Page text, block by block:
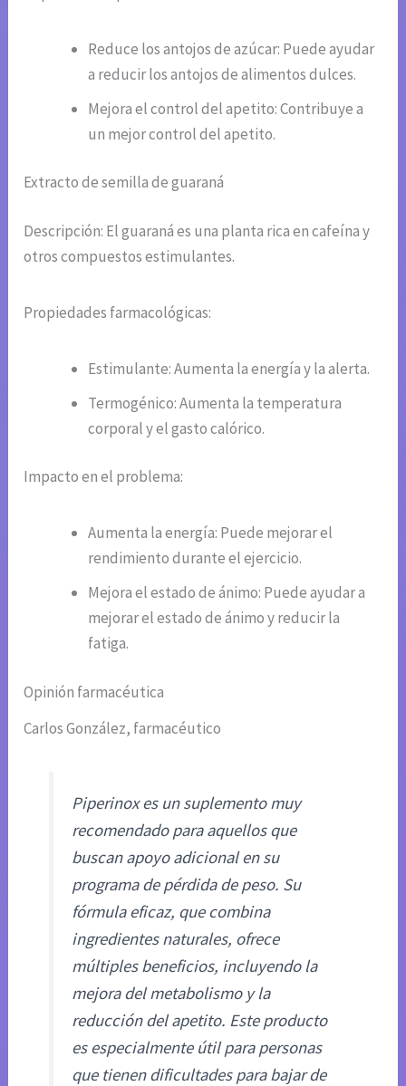
Reduce los antojos de azúcar: Puede ayudar
a reducir los antojos de alimentos dulces.
Mejora el control del apetito: Contribuye a
un mejor control del apetito.
Extracto de semilla de guaraná
Descripción: El guaraná es una planta rica en cafeína y
otros compuestos estimulantes.
Propiedades farmacológicas:
Estimulante: Aumenta la energía y la alerta.
Termogénico: Aumenta la temperatura
corporal y el gasto calórico.
Impacto en el problema:
Aumenta la energía: Puede mejorar el
rendimiento durante el ejercicio.
Mejora el estado de ánimo: Puede ayudar a
mejorar el estado de ánimo y reducir la
fatiga.
Opinión farmacéutica
Carlos González, farmacéutico
Piperinox es un suplemento muy
recomendado para aquellos que
buscan apoyo adicional en su
programa de pérdida de peso. Su
fórmula eficaz, que combina
ingredientes naturales, ofrece
múltiples beneficios, incluyendo la
mejora del metabolismo y la
reducción del apetito. Este producto
es especialmente útil para personas
que tienen dificultades para bajar de